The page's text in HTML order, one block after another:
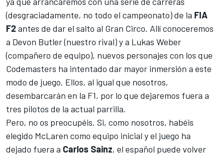
(desgraciadamente, no todo el campeonato) de la FIA
F2antes de dar el salto al Gran Circo. Allí conoceremos
a Devon Butler (nuestro rival) y a Lukas Weber
(compañero de equipo), nuevos personajes con los que
Codemasters ha intentado dar mayor inmersión a este
modo de juego. Ellos, al igual que nosotros,
desembarcarán en la F1, por lo que dejaremos fuera a
tres pilotos de la actual parrilla.
Pero, no os preocupéis. Si, como nosotros, habéis
elegido McLaren como equipo inicial y el juego ha
dejado fuera a Carlos Sainz, el español puede volver